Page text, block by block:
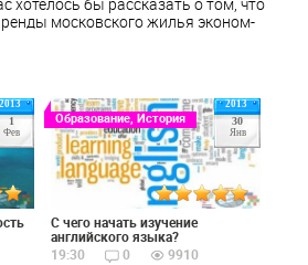
московского жилья эконом-
2013
1
Фев
2013
30
Янв
Образование, История
С чего начать изучение
английского языка?
19:30
0 9910